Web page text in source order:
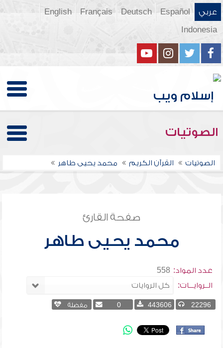
عربي Español
Deutsch
Français
English
Indonesia
الصوتيات
الصوتيات القرآن الكريم محمد يحيى طاهر
صفحة القارئ
محمد يحيى طاهر
عدد المواد: 558
الــروايـــات:
22296
443606
0 مفضلة